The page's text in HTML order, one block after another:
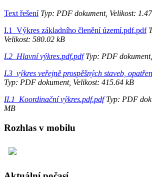
Text řešeníTyp: PDF dokument, Velikost:
I.1_Výkres základního členění území.pdf.pdf
Velikost: 580.02 kB
I.2_Hlavní výkres.pdf.pdfTyp: PDF
I.3_výkres veřejně prospěšných staveb,
Typ: PDF dokument, Velikost: 415.64 kB
II.1_Koordinační výkres.pdf.pdfTyp: PDF
MB
Rozhlas v mobilu